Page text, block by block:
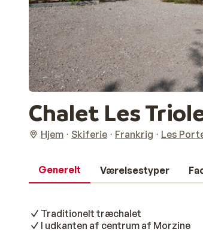
Chalet Les
Hjem Skiferie Frankrig Les
Generelt Værelsestyper
Traditionelt træchalet
I udkanten af centrum af Morzine